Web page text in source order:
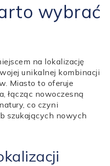
wybrać
na lokalizację
unikalnej kombinacji
Miasto to oferuje
łącząc nowoczesną
co czyni
szukających nowych